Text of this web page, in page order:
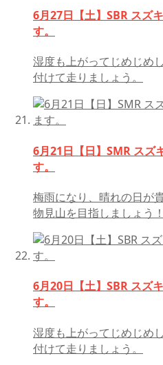
6月27日【土】SBR スズ
す。
湿度も上がってじめじめ
付けて走りましょう。
6月21日【日】SMR スズ
す。
梅雨になり、晴れの日が
物見山を目指しましょう！
6月20日【土】SBR スズ
す。
湿度も上がってじめじめ
付けて走りましょう。